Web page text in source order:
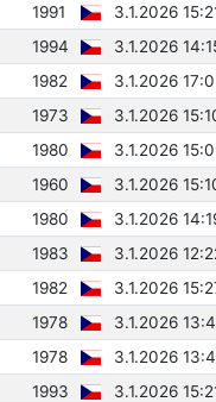
1991
3.1.2026
1994
3.1.2026
1982
3.1.2026
1973
3.1.2026
1980
3.1.2026
1960
3.1.2026
1980
3.1.2026
1983
3.1.2026
1982
3.1.2026
1978
3.1.2026
1978
3.1.2026
1993
3.1.2026